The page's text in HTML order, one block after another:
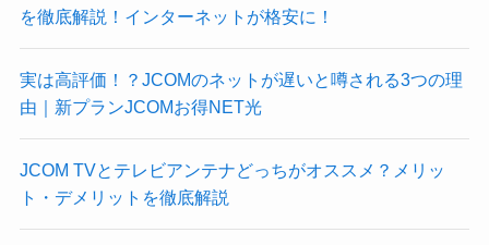
を徹底解説！インターネットが格安に！
実は高評価！？JCOMのネットが遅いと噂される3つの理
由｜新プランJCOMお得NET光
JCOM TVとテレビアンテナどっちがオススメ？メリッ
ト・デメリットを徹底解説